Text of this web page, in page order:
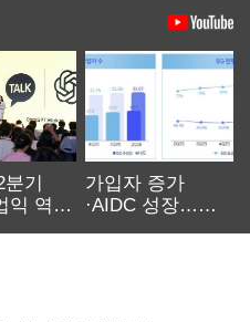
기
익 역대
가입자 증가
·AIDC 성장…